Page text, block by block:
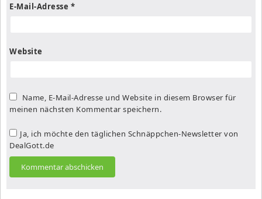
E-Mail-Adresse *
Website
Name, E-Mail-Adresse und Website in diesem Browser für
meinen nächsten Kommentar speichern.
Ja, ich möchte den täglichen Schnäppchen-Newsletter von
DealGott.de